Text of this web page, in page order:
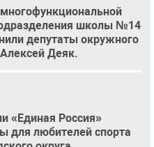
школы №14
депутаты окружного
Деяк.
«Единая Россия»
для любителей спорта